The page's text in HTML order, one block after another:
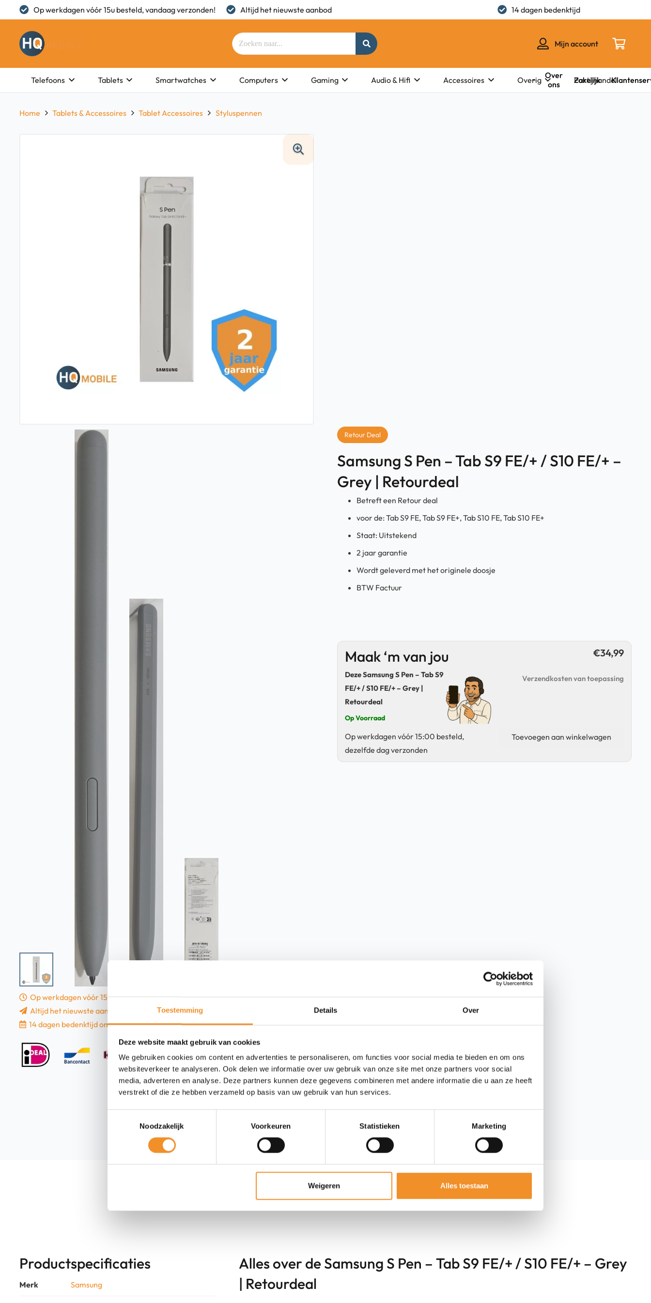
Toestemming Details Over
Deze website maakt gebruik van cookies
We gebruiken cookies om content en advertenties te personaliseren, om functies voor social media te bieden en om ons
websiteverkeer te analyseren. Ook delen we informatie over uw gebruik van onze site met onze partners voor social
media, adverteren en analyse. Deze partners kunnen deze gegevens combineren met andere informatie die u aan ze heeft
verstrekt of die ze hebben verzameld op basis van uw gebruik van hun services.
Noodzakelijk
Voorkeuren Statistieken Marketing
Weigeren Alles toestaan
Op werkdagen vóór 15u besteld, vandaag verzonden! Altijd het nieuwste aanbod 14 dagen bedenktijd
Mijn account
Telefoons Tablets Smartwatches Computers Gaming Audio & Hifi Accessoires Overig Partijhandel
Over
ons
Zakelijk
Home Tablets & Accessoires Tablet Accessoires Styluspennen
Op werkdagen vóór 15u besteld, vandaag verzonden!
Altijd het nieuwste aanbod
14 dagen bedenktijd om uw aankoop te overwegen
Retour Deal
Samsung S Pen – Tab S9 FE/+ / S10 FE/+ –
Grey | Retourdeal
Betreft een Retour deal
voor de: Tab S9 FE, Tab S9 FE+, Tab S10 FE, Tab S10 FE+
Staat: Uitstekend
2 jaar garantie
Wordt geleverd met het originele doosje
BTW Factuur
Maak ‘m van jou
Deze Samsung S Pen – Tab S9
FE/+ / S10 FE/+ – Grey |
Retourdeal
Op Voorraad
Op werkdagen vóór 15:00 besteld,
dezelfde dag verzonden
€34,99
Verzendkosten van toepassing
Toevoegen aan winkelwagen
Productspecificaties
Merk Samsung
Alles over de Samsung S Pen – Tab S9 FE/+ / S10 FE/+ – Grey
| Retourdeal